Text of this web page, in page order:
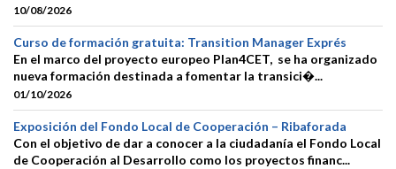
10/08/2026
Curso de formación gratuita: Transition Manager Exprés
En el marco del proyecto europeo Plan4CET, se ha organizado
nueva formación destinada a fomentar la transici�...
01/10/2026
Exposición del Fondo Local de Cooperación – Ribaforada
Con el objetivo de dar a conocer a la ciudadanía el Fondo Local
de Cooperación al Desarrollo como los proyectos financ...